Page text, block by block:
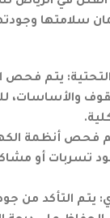
سلامتها
يتم فحص
والأساسات،
فحص أنظمة
تسربات أو
يتم التأكد من